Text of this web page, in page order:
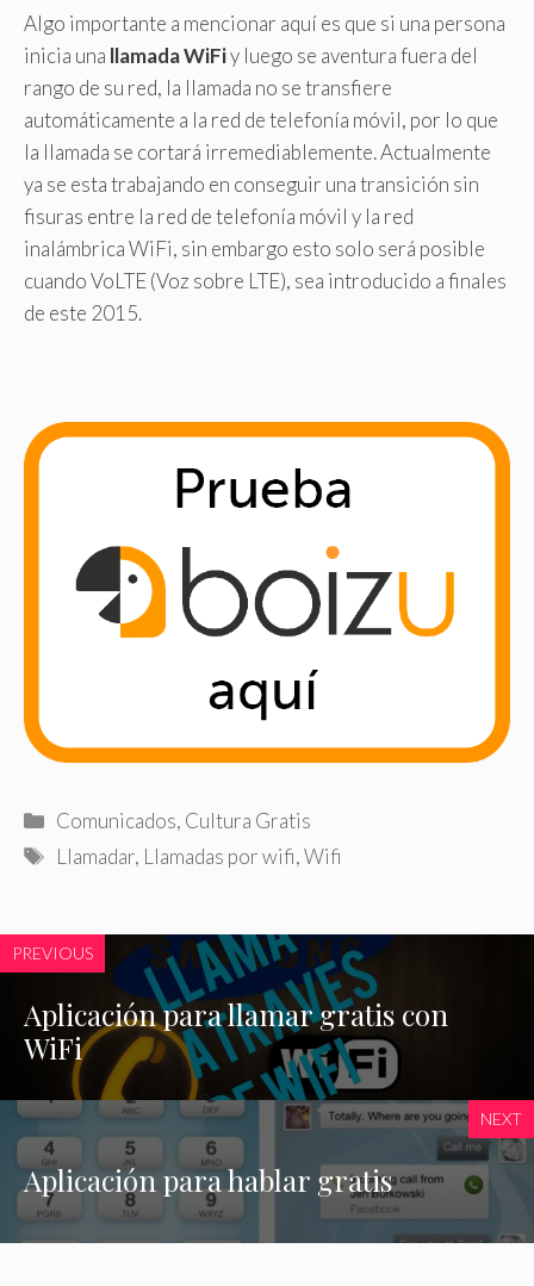
Algo importante a mencionar aquí es que si una persona
inicia una llamada WiFiy luego se aventura fuera del
rango de su red, la llamada no se transfiere
automáticamente a la red de telefonía móvil, por lo que
la llamada se cortará irremediablemente. Actualmente
ya se esta trabajando en conseguir una transición sin
fisuras entre la red de telefonía móvil y la red
inalámbrica WiFi, sin embargo esto solo será posible
cuando VoLTE (Voz sobre LTE), sea introducido a finales
de este 2015.
Categorías
Comunicados, Cultura Gratis
Etiquetas
Llamadar, Llamadas por wifi,Wifi
PREVIOUS
Aplicación para llamar gratis con
WiFi
NEXT
Aplicación para hablar gratis